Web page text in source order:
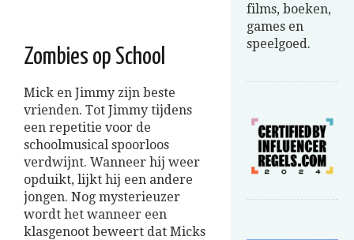
Zombies op School
Mick en Jimmy zijn beste
vrienden. Tot Jimmy tijdens
een repetitie voor de
schoolmusical spoorloos
verdwijnt. Wanneer hij weer
opduikt, lijkt hij een andere
jongen. Nog mysterieuzer
wordt het wanneer een
klasgenoot beweert dat Micks
films, boeken,
games en
speelgoed.